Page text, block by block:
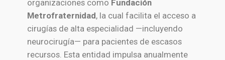
organizaciones como Fundación
Metrofraternidad, la cual facilita el acceso a
cirugías de alta especialidad —incluyendo
neurocirugía— para pacientes de escasos
recursos. Esta entidad impulsa anualmente